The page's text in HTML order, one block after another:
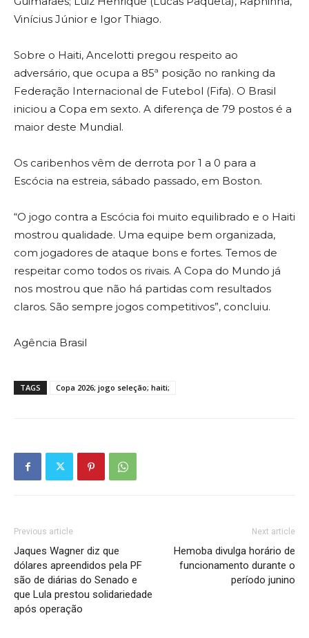
Vinícius Júnior e Igor Thiago.
Sobre o Haiti, Ancelotti pregou respeito ao
adversário, que ocupa a 85ª posição no ranking da
Federação Internacional de Futebol (Fifa). O Brasil
iniciou a Copa em sexto. A diferença de 79 postos é a
maior deste Mundial.
Os caribenhos vêm de derrota por 1 a 0 para a
Escócia na estreia, sábado passado, em Boston.
“O jogo contra a Escócia foi muito equilibrado e o Haiti
mostrou qualidade. Uma equipe bem organizada,
com jogadores de ataque bons e fortes. Temos de
respeitar como todos os rivais. A Copa do Mundo já
nos mostrou que não há partidas com resultados
claros. São sempre jogos competitivos”, concluiu.
Agência Brasil
TAGS Copa 2026; jogo seleção; haiti;
Previous article
Jaques Wagner diz que
dólares apreendidos pela PF
são de diárias do Senado e
que Lula prestou solidariedade
após operação
Next article
Hemoba divulga horário de
funcionamento durante o
período junino